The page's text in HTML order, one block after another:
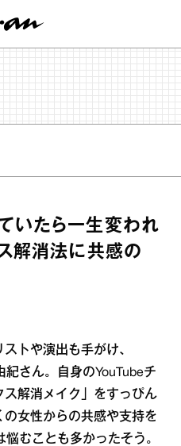
いたら一生変われ
解消法に共感の
トや演出も手がけ、
さん。自身のYouTubeチ
ス解消メイク」をすっぴん
女性からの共感や支持を
むことも多かったそう。